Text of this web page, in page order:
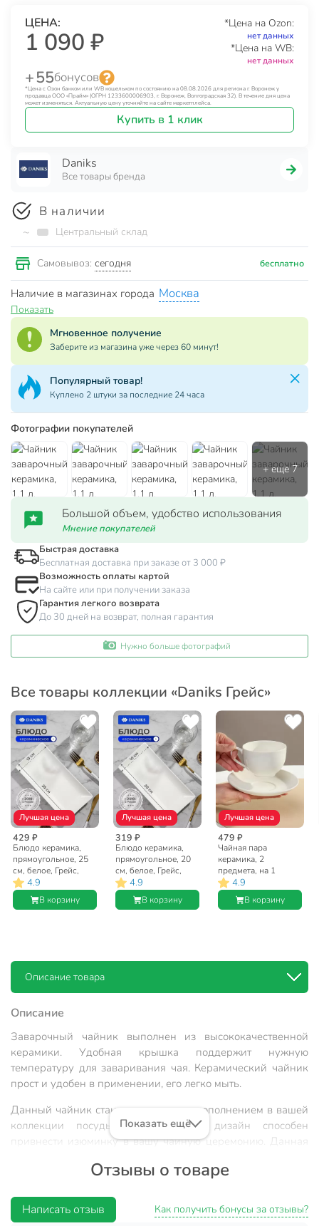
ЦЕНА:
1 090 ₽
*Цена на Ozon:
нет данных
*Цена на WB:
нет данных
+ 55бонусов
*Цена с Озон банком или WB кошельком по состоянию на 08.08.2026 для региона г. Воронеж у
продавца ООО «Прайм» (ОГРН 1233600006903, г. Воронеж, Волгоградская 32). В течение дня цена
может изменяться. Актуальную цену уточняйте на сайте маркетплейса.
Купить в 1 клик
Daniks
Все товары бренда
В наличии
~ Центральный склад
Самовывоз: сегодня бесплатно
Наличие в магазинах города Москва
Показать
Мгновенное получение
Заберите из магазина уже через 60 минут!
Популярный товар!
Куплено 2 штуки за последние 24 часа
Фотографии покупателей
Большой объем, удобство использования
Мнение покупателей
Быстрая доставка
Бесплатная доставка при заказе от 3 000 ₽
Возможность оплаты картой
На сайте или при получении заказа
Гарантия легкого возврата
До 30 дней на возврат, полная гарантия
Нужно больше фотографий
Все товары коллекции «Daniks Грейс»
Лучшая цена
429 ₽
Блюдо керамика,
прямоугольное, 25
см, белое, Грейс,
Daniks, Y4-3747
4.9
В корзину
Лучшая цена
319 ₽
Блюдо керамика,
прямоугольное, 20
см, белое, Грейс,
Daniks, Y4-3746
4.9
В корзину
Лучшая цена
479 ₽
Чайная пара
керамика, 2
предмета, на 1
персону, 250 мл,
Daniks, Грейс
4.9
В корзину
Описание товара
Описание
Заварочный чайник выполнен из высококачественной
керамики. Удобная крышка поддержит нужную
температуру для заваривания чая. Керамический чайник
прост и удобен в применении, его легко мыть.
Данный чайник станет прекрасным дополнением в вашей
коллекции посуды. Неповторимый дизайн способен
привнести изюминку в вашу чайную церемонию. Данная
никак не повлияет на вкусовые качества вашего напитка.
любимого ароматного чая?
Показать ещё
Отзывы о товаре
Написать отзыв Как получить бонусы за отзывы?